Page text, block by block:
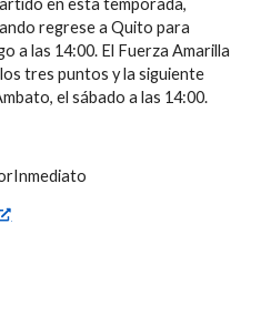
en esta temporada,
regrese a Quito para
a las 14:00. El Fuerza Amarilla
tres puntos y la siguiente
el sábado a las 14:00.